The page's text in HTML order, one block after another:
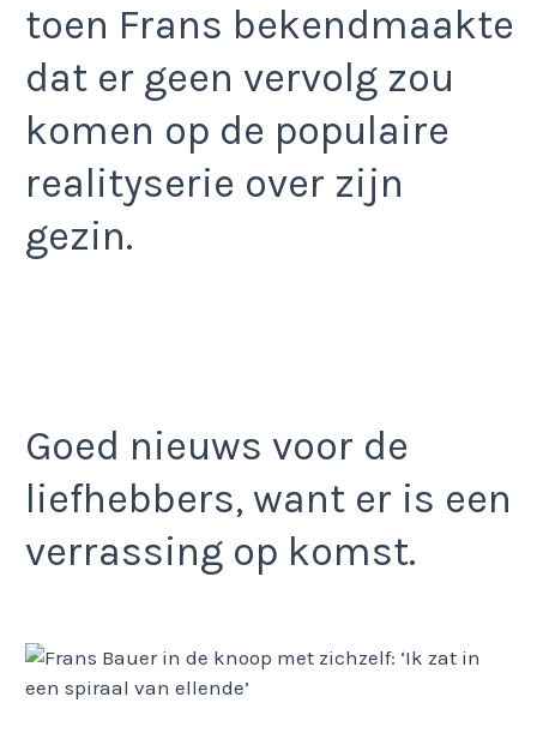
toen Frans bekendmaakte
dat er geen vervolg zou
komen op de populaire
realityserie over zijn
gezin.
Goed nieuws voor de
liefhebbers, want er is een
verrassing op komst.